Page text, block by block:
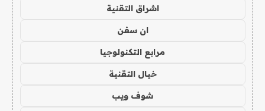
اشراق التقنية
ان سفن
مرابع التكنولوجيا
خيال التقنية
شوف ويب